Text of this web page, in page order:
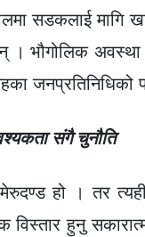
सडकलाई मागि
। भौगोलिक अवस्था
जनप्रतिनिधिको
संगै चुनौति
हो । तर
हुनु